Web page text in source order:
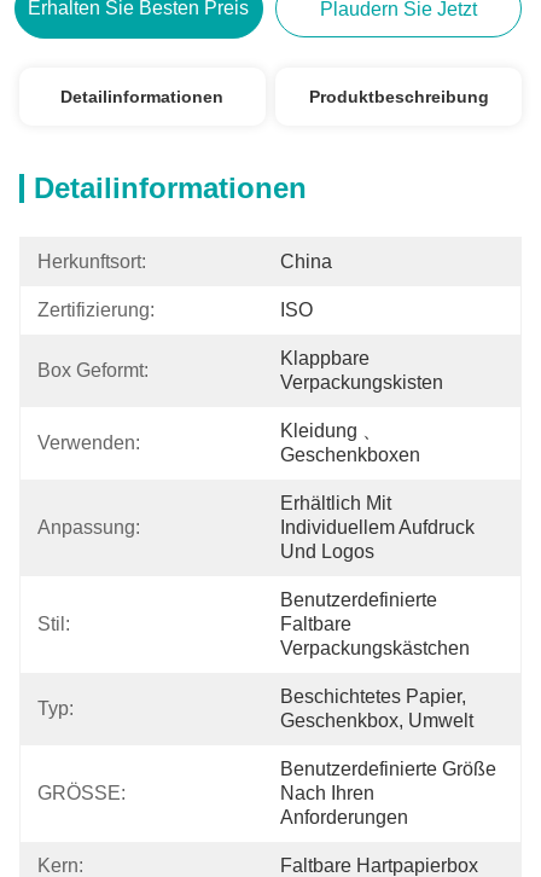
Erhalten Sie Besten Preis Plaudern Sie Jetzt
Detailinformationen Produktbeschreibung
Detailinformationen
Herkunftsort: China
Zertifizierung: ISO
Box Geformt:
Klappbare
Verpackungskisten
Verwenden:
Kleidung 、
Geschenkboxen
Anpassung:
Erhältlich Mit
Individuellem Aufdruck
Und Logos
Stil:
Benutzerdefinierte
Faltbare
Verpackungskästchen
Typ:
Beschichtetes Papier,
Geschenkbox, Umwelt
GRÖSSE:
Benutzerdefinierte Größe
Nach Ihren
Anforderungen
Kern: Faltbare Hartpapierbox